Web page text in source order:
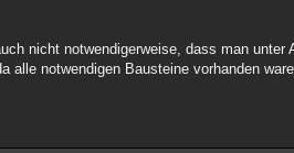
nicht notwendigerweise, dass man unter
alle notwendigen Bausteine vorhanden